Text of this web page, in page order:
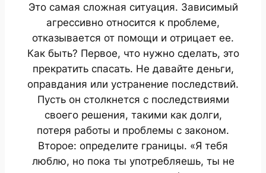
Это самая сложная ситуация. Зависимый
агрессивно относится к проблеме,
отказывается от помощи и отрицает ее.
Как быть? Первое, что нужно сделать, это
прекратить спасать. Не давайте деньги,
оправдания или устранение последствий.
Пусть он столкнется с последствиями
своего решения, такими как долги,
потеря работы и проблемы с законом.
Второе: определите границы. «Я тебя
люблю, но пока ты употребляешь, ты не